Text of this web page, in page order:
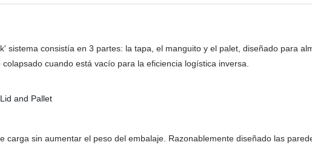
sistema consistía en 3 partes: la tapa, el manguito y el palet, diseñado para
cuando está vacío para la eficiencia logística inversa.
sin aumentar el peso del embalaje. Razonablemente diseñado las